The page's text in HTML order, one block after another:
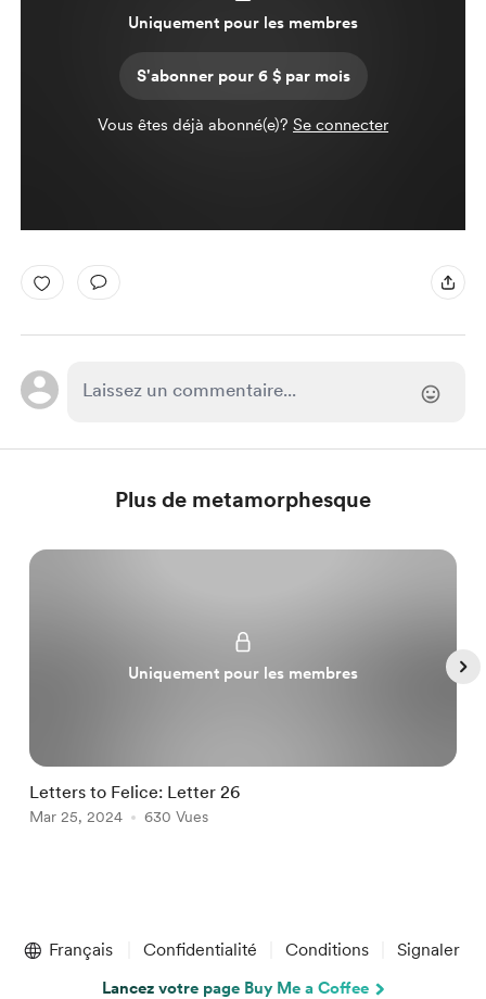
Uniquement pour les membres
S'abonner pour 6 $ par mois
Vous êtes déjà abonné(e)? Se connecter
Plus de metamorphesque
Uniquement pour les membres
Letters to Felice: Letter 26
Mar 25, 2024 630 Vues
of
Français Confidentialité Conditions Signaler
Lancez votre page Buy Me a Coffee